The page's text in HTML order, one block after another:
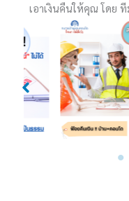
เอาเงินคืนให้คุณ โดย